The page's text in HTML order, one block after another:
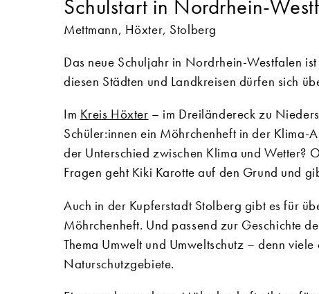
Schulstart in Nordrhein-
Mettmann, Höxter, Stolberg
Das neue Schuljahr in Nordrhein-Westfalen
diesen Städten und Landkreisen dürfen sich
Im Kreis Höxter – im Dreiländereck zu
Schüler:innen ein Möhrchenheft in der Klima-
der Unterschied zwischen Klima und Wetter?
Fragen geht Kiki Karotte auf den Grund und
Auch in der Kupferstadt Stolberg gibt es für
Möhrchenheft. Und passend zur Geschichte
Thema Umwelt und Umweltschutz – denn
Naturschutzgebiete.